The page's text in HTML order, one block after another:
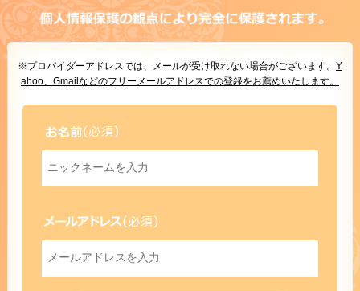
※プロバイダーアドレスでは、メールが受け取れない場合がございます。 Y
ahoo、Gmailなどのフリーメールアドレスでの登録をお薦めいたします。